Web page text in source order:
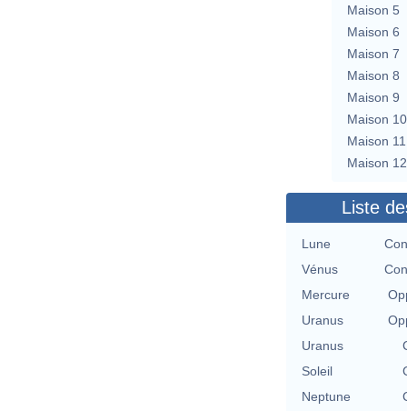
Maison 5
Maison 6
Maison 7
Maison 8
Maison 9
Maison 10
Maison 11
Maison 12
Liste
Lune
Vénus
Mercure
Uranus
Uranus
Soleil
Neptune